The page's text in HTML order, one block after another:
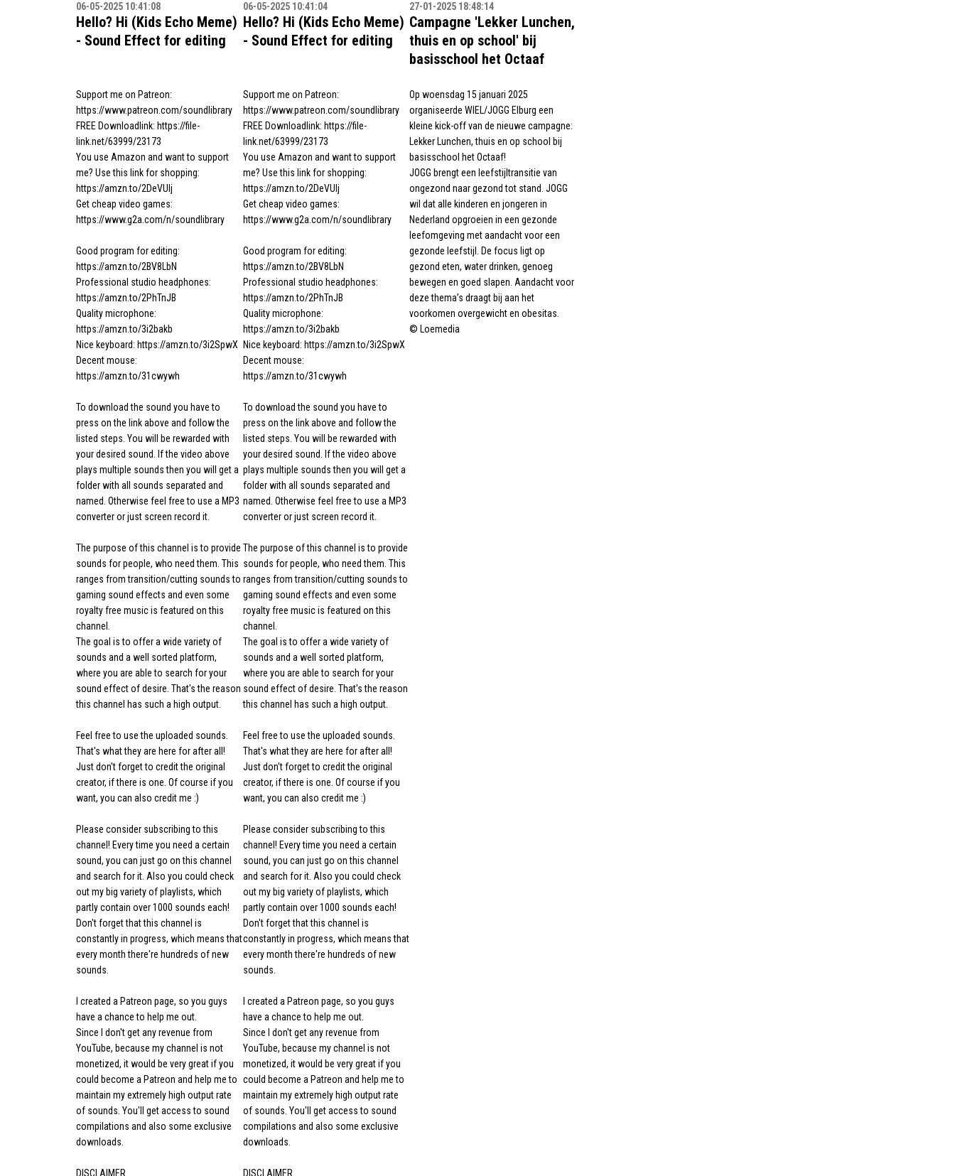
06-05-2025 10:41:08
Hello? Hi (Kids Echo Meme)
- Sound Effect for editing
Support me on Patreon:
https://www.patreon.com/soundlibrary
FREE Downloadlink: https://file-
link.net/63999/23173
You use Amazon and want to support
me? Use this link for shopping:
https://amzn.to/2DeVUlj
Get cheap video games:
https://www.g2a.com/n/soundlibrary
Good program for editing:
https://amzn.to/2BV8LbN
Professional studio headphones:
https://amzn.to/2PhTnJB
Quality microphone:
https://amzn.to/3i2bakb
Nice keyboard: https://amzn.to/3i2SpwX
Decent mouse:
https://amzn.to/31cwywh
To download the sound you have to
press on the link above and follow the
listed steps. You will be rewarded with
your desired sound. If the video above
plays multiple sounds then you will get a
folder with all sounds separated and
named. Otherwise feel free to use a MP3
converter or just screen record it.
The purpose of this channel is to provide
sounds for people, who need them. This
ranges from transition/cutting sounds to
gaming sound effects and even some
royalty free music is featured on this
channel.
The goal is to offer a wide variety of
sounds and a well sorted platform,
where you are able to search for your
sound effect of desire. That's the reason
this channel has such a high output.
Feel free to use the uploaded sounds.
That's what they are here for after all!
Just don't forget to credit the original
creator, if there is one. Of course if you
want, you can also credit me :)
Please consider subscribing to this
channel! Every time you need a certain
sound, you can just go on this channel
and search for it. Also you could check
out my big variety of playlists, which
partly contain over 1000 sounds each!
Don't forget that this channel is
constantly in progress, which means that
every month there're hundreds of new
sounds.
I created a Patreon page, so you guys
have a chance to help me out.
Since I don't get any revenue from
YouTube, because my channel is not
monetized, it would be very great if you
could become a Patreon and help me to
maintain my extremely high output rate
of sounds. You'll get access to sound
compilations and also some exclusive
downloads.
DISCLAIMER
06-05-2025 10:41:04
Hello? Hi (Kids Echo Meme)
- Sound Effect for editing
Support me on Patreon:
https://www.patreon.com/soundlibrary
FREE Downloadlink: https://file-
link.net/63999/23173
You use Amazon and want to support
me? Use this link for shopping:
https://amzn.to/2DeVUlj
Get cheap video games:
https://www.g2a.com/n/soundlibrary
Good program for editing:
https://amzn.to/2BV8LbN
Professional studio headphones:
https://amzn.to/2PhTnJB
Quality microphone:
https://amzn.to/3i2bakb
Nice keyboard: https://amzn.to/3i2SpwX
Decent mouse:
https://amzn.to/31cwywh
To download the sound you have to
press on the link above and follow the
listed steps. You will be rewarded with
your desired sound. If the video above
plays multiple sounds then you will get a
folder with all sounds separated and
named. Otherwise feel free to use a MP3
converter or just screen record it.
The purpose of this channel is to provide
sounds for people, who need them. This
ranges from transition/cutting sounds to
gaming sound effects and even some
royalty free music is featured on this
channel.
The goal is to offer a wide variety of
sounds and a well sorted platform,
where you are able to search for your
sound effect of desire. That's the reason
this channel has such a high output.
Feel free to use the uploaded sounds.
That's what they are here for after all!
Just don't forget to credit the original
creator, if there is one. Of course if you
want, you can also credit me :)
Please consider subscribing to this
channel! Every time you need a certain
sound, you can just go on this channel
and search for it. Also you could check
out my big variety of playlists, which
partly contain over 1000 sounds each!
Don't forget that this channel is
constantly in progress, which means that
every month there're hundreds of new
sounds.
I created a Patreon page, so you guys
have a chance to help me out.
Since I don't get any revenue from
YouTube, because my channel is not
monetized, it would be very great if you
could become a Patreon and help me to
maintain my extremely high output rate
of sounds. You'll get access to sound
compilations and also some exclusive
downloads.
DISCLAIMER
27-01-2025 18:48:14
Campagne 'Lekker Lunchen,
thuis en op school' bij
basisschool het Octaaf
Op woensdag 15 januari 2025
organiseerde WIEL/JOGG Elburg een
kleine kick-off van de nieuwe campagne:
Lekker Lunchen, thuis en op school bij
basisschool het Octaaf!
JOGG brengt een leefstijltransitie van
ongezond naar gezond tot stand. JOGG
wil dat alle kinderen en jongeren in
Nederland opgroeien in een gezonde
leefomgeving met aandacht voor een
gezonde leefstijl. De focus ligt op
gezond eten, water drinken, genoeg
bewegen en goed slapen. Aandacht voor
deze thema’s draagt bij aan het
voorkomen overgewicht en obesitas.
© Loemedia